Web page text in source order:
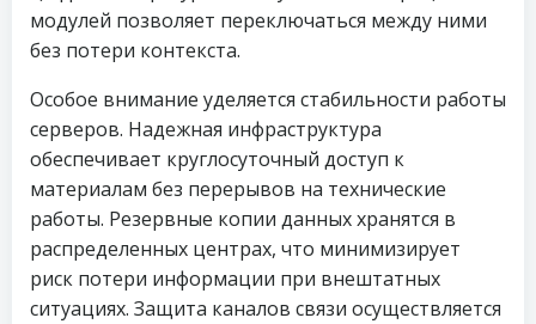
модулей позволяет переключаться между ними
без потери контекста.
Особое внимание уделяется стабильности работы
серверов. Надежная инфраструктура
обеспечивает круглосуточный доступ к
материалам без перерывов на технические
работы. Резервные копии данных хранятся в
распределенных центрах, что минимизирует
риск потери информации при внештатных
ситуациях. Защита каналов связи осуществляется